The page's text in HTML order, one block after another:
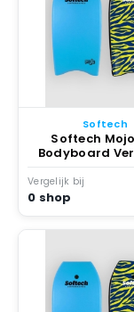
Softech
Softech
Bodyboard
Zebra
Vergelijk bij
0 shop